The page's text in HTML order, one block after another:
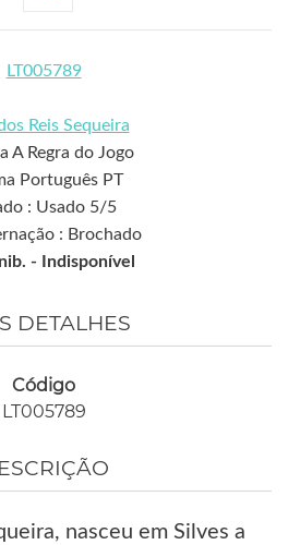
LT005789
Reis Sequeira
A Regra do Jogo
Português PT
: Usado 5/5
: Brochado
-
Indisponível
DETALHES
Código
LT005789
nasceu em Silves a